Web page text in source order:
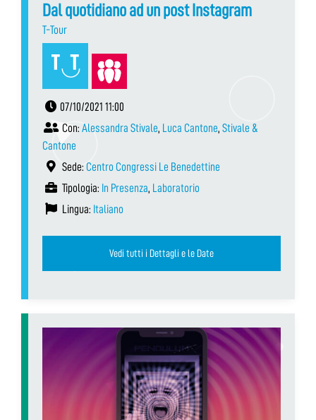
Dal quotidiano ad un post Instagram
T-Tour
07/10/2021 11:00
Con: Alessandra Stivale, Luca Cantone, Stivale &
Cantone
Sede: Centro Congressi Le Benedettine
Tipologia: In Presenza, Laboratorio
Lingua: Italiano
Vedi tutti i Dettagli e le Date